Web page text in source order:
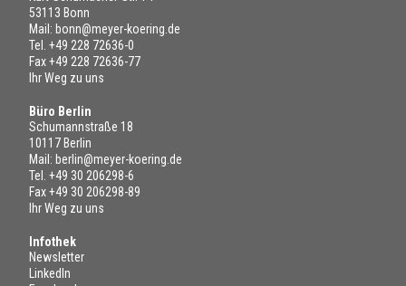
53113 Bonn
Mail: bonn@meyer-koering.de
Tel. +49 228 72636-0
Fax +49 228 72636-77
Ihr Weg zu uns
Büro Berlin
Schumannstraße 18
10117 Berlin
Mail: berlin@meyer-koering.de
Tel. +49 30 206298-6
Fax +49 30 206298-89
Ihr Weg zu uns
Infothek
Newsletter
LinkedIn